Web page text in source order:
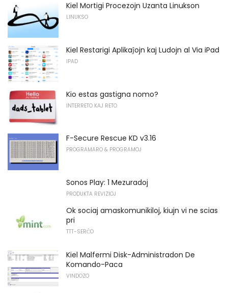
Kiel Mortigi Procezojn Uzanta Linukson
LINUKSO
Kiel Restarigi Aplikaĵojn kaj Ludojn al Via iPad
IPAD
Kio estas gastigna nomo?
INTERRETO KAJ RETO
F-Secure Rescue KD v3.16
PROGRAMARO & PROGRAMOJ
Sonos Play: 1 Mezuradoj
PRODUKTA REVIZIOJ
Ok sociaj amaskomunikiloj, kiujn vi ne scias
pri
TTT-SERĈO
Kiel Malfermi Disk-Administradon De
Komando-Paca
VINDOZO